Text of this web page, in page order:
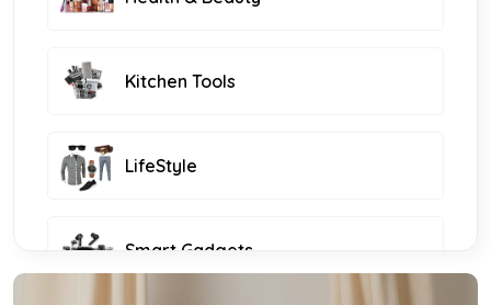
Kitchen Tools
LifeStyle
Smart Gadgets